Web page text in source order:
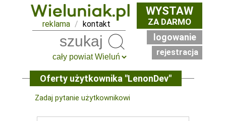
reklama / kontakt
WYSTAW
ZA DARMO
logowanie
rejestracja
Oferty użytkownika "LenonDev"
Zadaj pytanie użytkownikowi